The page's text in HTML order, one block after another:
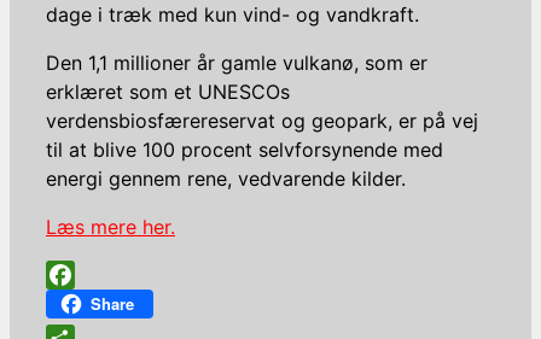
dage i træk med kun vind- og vandkraft.
Den 1,1 millioner år gamle vulkanø, som er
erklæret som et UNESCOs
verdensbiosfærereservat og geopark, er på vej
til at blive 100 procent selvforsynende med
energi gennem rene, vedvarende kilder.
Læs mere her.
Facebook
Share